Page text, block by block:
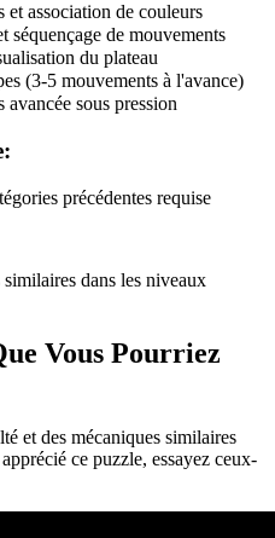
et association de couleurs
séquençage de mouvements
du plateau
(3-5 mouvements à l'avance)
sous pression
précédentes requise
dans les niveaux
Vous Pourriez
et des mécaniques similaires
ce puzzle, essayez ceux-